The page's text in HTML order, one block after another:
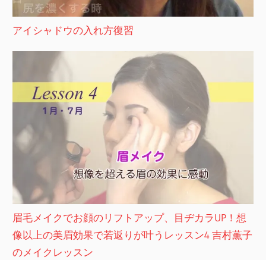
アイシャドウの入れ方復習
眉毛メイクでお顔のリフトアップ、目ヂカラUP！想
像以上の美眉効果で若返りが叶うレッスン4 吉村薫子
のメイクレッスン